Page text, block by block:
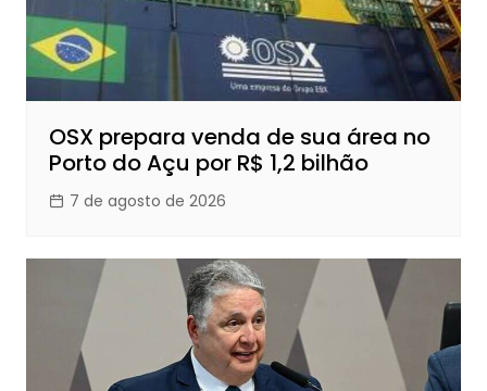
OSX prepara venda de sua área no
Porto do Açu por R$ 1,2 bilhão
7 de agosto de 2026